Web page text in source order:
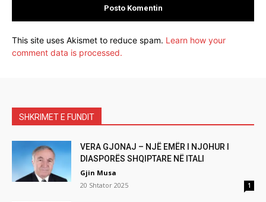
This site uses Akismet to reduce spam. Learn how your
comment data is processed.
SHKRIMET E FUNDIT
VERA GJONAJ – NJË EMËR I NJOHUR I
DIASPORËS SHQIPTARE NË ITALI
Gjin Musa
20 Shtator 2025
1